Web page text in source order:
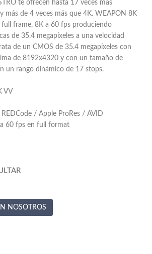
te ofrecen hasta 17 veces más
más de 4 veces más que 4K. WEAPON 8K
frame, 8K a 60 fps produciendo
de 35.4 megapíxeles a una velocidad
de un CMOS de 35.4 megapíxeles con
de 8192x4320 y con un tamaño de
un rango dinámico de 17 stops.
VV
/ Apple ProRes / AVID
60 fps en full format
NOSOTROS